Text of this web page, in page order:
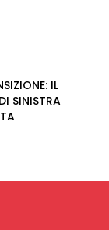
IL
SINISTRA